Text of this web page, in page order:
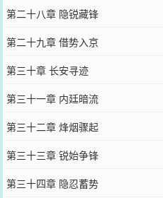
第二十八章 隐锐藏锋
第二十九章 借势入京
第三十章 长安寻迹
第三十一章 内廷暗流
第三十二章 烽烟骤起
第三十三章 锐始争锋
第三十四章 隐忍蓄势